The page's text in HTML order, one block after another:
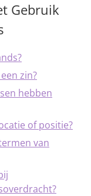
Gebruik
zin?
hebben
of positie?
van